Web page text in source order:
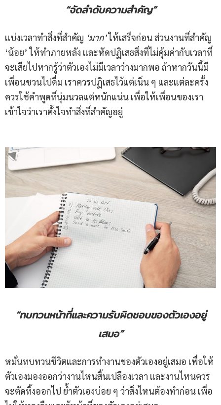
“จัดลำดับความสำคัญ”
แบ่งเวลาทำสิ่งที่สำคัญ ‘มาก’ให้เสร็จก่อน ส่วนงานที่สำคัญ
‘น้อย’ ให้ทำภายหลัง และหัดปฏิเสธสิ่งที่ไม่คุ้มค่ากับเวลาที่
จะเสียไปหากรู้ว่าตัวเองไม่มีเวลาว่างมากพอ ถ้าหากวันนี้มี
เพื่อนชวนไปดื่ม เราควรปฏิเสธไว้แต่เนิ่น ๆ และแต่ละครั้ง
ควรใช้คำพูดที่นุ่มนวลแต่หนักแน่น เพื่อให้เพื่อนของเรา
เข้าใจว่าเราตั้งใจทำสิ่งที่สำคัญอยู่
“ทบทวนหน้าที่และความรับผิดชอบของตัวเองอยู่
เสมอ”
หมั่นทบทวนชีวิตและการทำงานของตัวเองอยู่เสมอ เพื่อให้
ตัวเองมองออกว่างานไหนสิ้นเปลืองเวลา และงานไหนควร
จะตัดทิ้งออกไป ย้ำตัวเองบ่อย ๆ ว่าสิ่งไหนต้องทำก่อน เพื่อ